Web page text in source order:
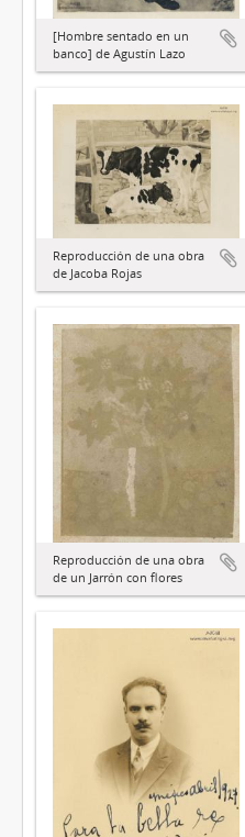
[Hombre sentado en un
banco] de Agustín Lazo
Reproducción de una obra
de Jacoba Rojas
Reproducción de una obra
de un Jarrón con flores